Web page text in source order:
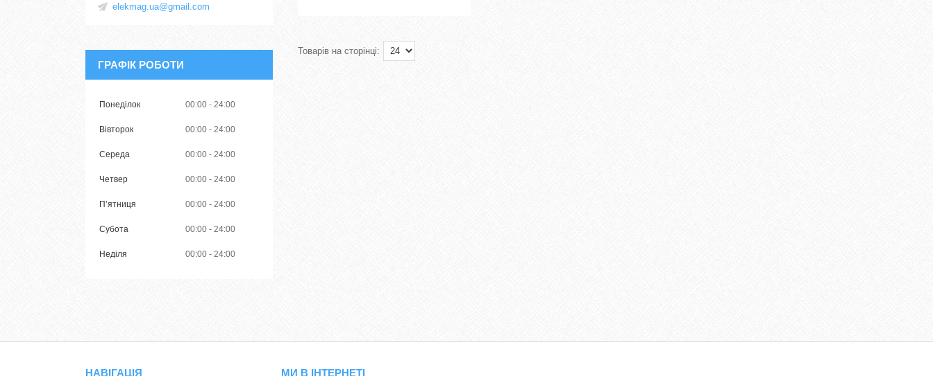
elekmag.ua@gmail.com
ГРАФІК РОБОТИ
Понеділок 00:00 24:00
Вівторок 00:00 24:00
Середа 00:00 24:00
Четвер 00:00 24:00
Пʼятниця 00:00 24:00
Субота 00:00 24:00
Неділя 00:00 24:00
НАВІГАЦІЯ МИ В ІНТЕРНЕТІ